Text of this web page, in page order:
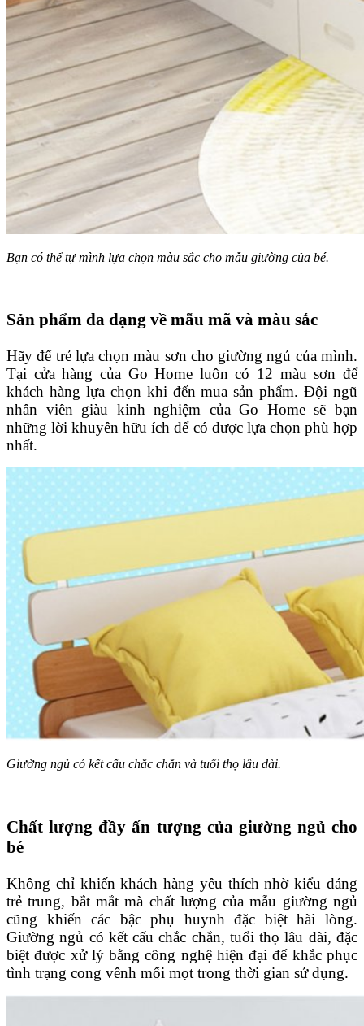
Bạn có thể tự mình lựa chọn màu sắc cho mẫu giường của bé.
Sản phẩm đa dạng về mẫu mã và màu sắc
Hãy để trẻ lựa chọn màu sơn cho giường ngủ của mình.
Tại cửa hàng của Go Home luôn có 12 màu sơn để
khách hàng lựa chọn khi đến mua sản phẩm. Đội ngũ
nhân viên giàu kinh nghiệm của Go Home sẽ bạn
những lời khuyên hữu ích để có được lựa chọn phù hợp
nhất.
Giường ngủ có kết cấu chắc chắn và tuổi thọ lâu dài.
Chất lượng đầy ấn tượng của giường ngủ cho
bé
Không chỉ khiến khách hàng yêu thích nhờ kiểu dáng
trẻ trung, bắt mắt mà chất lượng của mẫu giường ngủ
cũng khiến các bậc phụ huynh đặc biệt hài lòng.
Giường ngủ có kết cấu chắc chắn, tuổi thọ lâu dài, đặc
biệt được xử lý bằng công nghệ hiện đại để khắc phục
tình trạng cong vênh mối mọt trong thời gian sử dụng.